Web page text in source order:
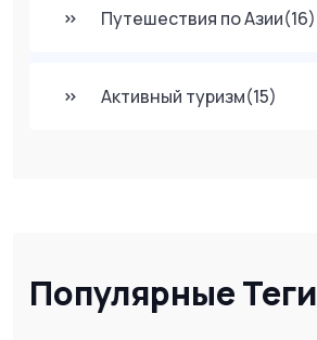
Путешествия по Азии(16)
Активный туризм(15)
Популярные Теги